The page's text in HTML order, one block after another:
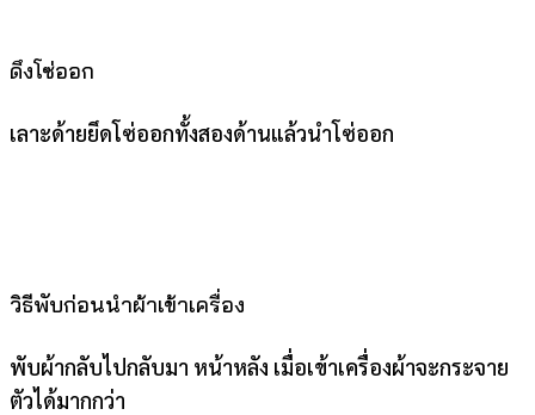
ดึงโซ่ออก
เลาะด้ายยึดโซ่ออกทั้งสองด้านแล้วนำโซ่ออก
วิธีพับก่อนนำผ้าเข้าเครื่อง
พับผ้ากลับไปกลับมา หน้าหลัง เมื่อเข้าเครื่องผ้าจะกระจาย
ตัวได้มากกว่า